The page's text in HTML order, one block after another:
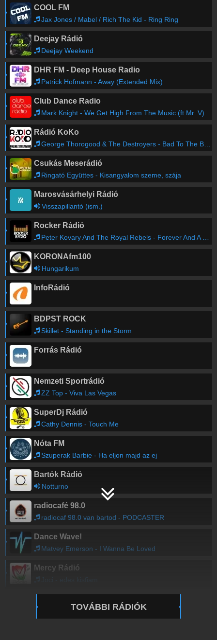
COOL FM
Jax Jones / Mabel / Rich The Kid - Ring Ring
Deejay Rádió
Deejay Weekend
DHR FM - Deep House Radio
Patrick Hofmann - Away (Extended Mix)
Club Dance Radio
Mark Knight - We Get High From The Music (ft Mr. V)
Rádió KoKo
George Thorogood & The Destroyers - Bad To The Bone
Csukás Meserádió
Ringató Együttes - Kisangyalom szeme, szája
Marosvásárhelyi Rádió
Visszapillantó (ism.)
Rocker Rádió
Peter Kovary And The Royal Rebels - Forever And A Day
KORONAfm100
Hungarikum
InfoRádió
BDPST ROCK
Skillet - Standing in the Storm
Forrás Rádió
Nemzeti Sportrádió
ZZ Top - Viva Las Vegas
SuperDj Rádió
Cathy Dennis - Touch Me
Nóta FM
Szuperak Barbie - Ha eljon majd az ej
Bartók Rádió
Notturno
radiocafé 98.0
radiocaf 98.0 van bartod - PODCASTER
Dance Wave!
Matvey Emerson - I Wanna Be Loved
Mercy Rádió
TOVÁBBI RÁDIÓK